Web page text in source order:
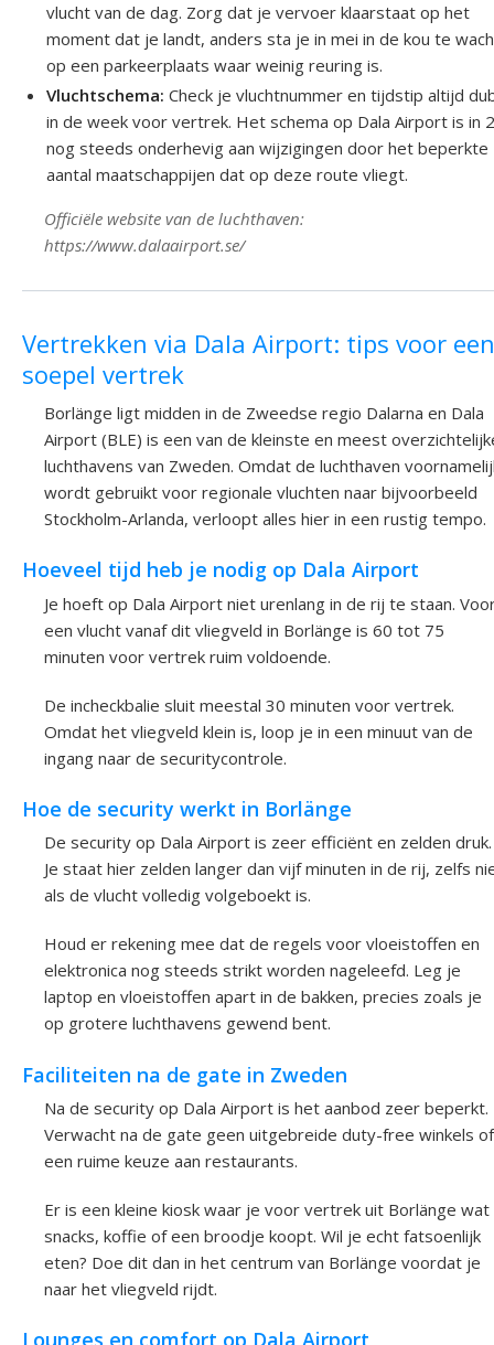
vlucht van de dag. Zorg dat je vervoer klaarstaat op het
moment dat je landt, anders sta je in mei in de kou te
op een parkeerplaats waar weinig reuring is.
Vluchtschema: Check je vluchtnummer en tijdstip altijd
in de week voor vertrek. Het schema op Dala Airport is in
nog steeds onderhevig aan wijzigingen door het beperkte
aantal maatschappijen dat op deze route vliegt.
Officiële website van de luchthaven:
https://www.dalaairport.se/
Vertrekken via Dala Airport: tips voor een
soepel vertrek
Borlänge ligt midden in de Zweedse regio Dalarna en Dala
Airport (BLE) is een van de kleinste en meest
luchthavens van Zweden. Omdat de luchthaven
wordt gebruikt voor regionale vluchten naar bijvoorbeeld
Stockholm-Arlanda, verloopt alles hier in een rustig tempo.
Hoeveel tijd heb je nodig op Dala Airport
Je hoeft op Dala Airport niet urenlang in de rij te staan.
een vlucht vanaf dit vliegveld in Borlänge is 60 tot 75
minuten voor vertrek ruim voldoende.
De incheckbalie sluit meestal 30 minuten voor vertrek.
Omdat het vliegveld klein is, loop je in een minuut van de
ingang naar de securitycontrole.
Hoe de security werkt in Borlänge
De security op Dala Airport is zeer efficiënt en zelden druk.
Je staat hier zelden langer dan vijf minuten in de rij, zelfs
als de vlucht volledig volgeboekt is.
Houd er rekening mee dat de regels voor vloeistoffen en
elektronica nog steeds strikt worden nageleefd. Leg je
laptop en vloeistoffen apart in de bakken, precies zoals je
op grotere luchthavens gewend bent.
Faciliteiten na de gate in Zweden
Na de security op Dala Airport is het aanbod zeer beperkt.
Verwacht na de gate geen uitgebreide duty-free winkels of
een ruime keuze aan restaurants.
Er is een kleine kiosk waar je voor vertrek uit Borlänge wat
snacks, koffie of een broodje koopt. Wil je echt fatsoenlijk
eten? Doe dit dan in het centrum van Borlänge voordat je
naar het vliegveld rijdt.